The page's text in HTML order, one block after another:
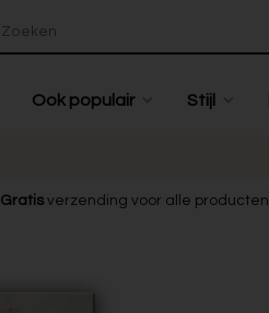
Ook populair Stijl
Gratisverzending voor alle producten